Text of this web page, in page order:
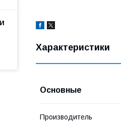
Характеристики
Основные
Производитель